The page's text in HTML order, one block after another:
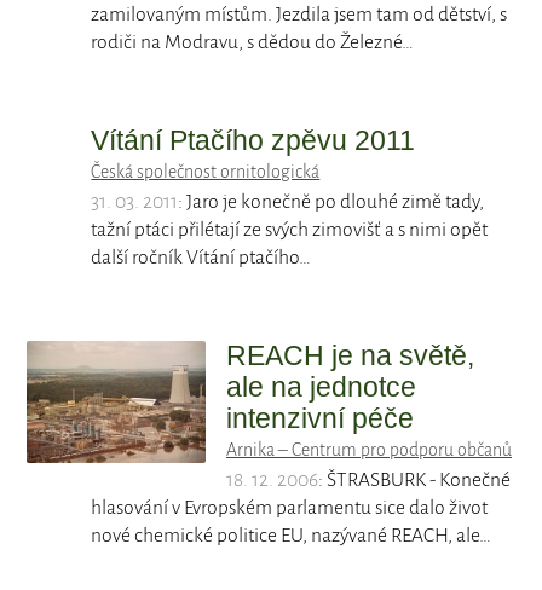
zamilovaným místům. Jezdila jsem tam od dětství, s
rodiči na Modravu, s dědou do Železné…
Vítání Ptačího zpěvu 2011
Česká společnost ornitologická
31. 03. 2011: Jaro je konečně po dlouhé zimě tady,
tažní ptáci přilétají ze svých zimovišť a s nimi opět
další ročník Vítání ptačího…
REACH je na světě,
ale na jednotce
intenzivní péče
Arnika – Centrum pro podporu občanů
18. 12. 2006: ŠTRASBURK - Konečné
hlasování v Evropském parlamentu sice dalo život
nové chemické politice EU, nazývané REACH, ale…